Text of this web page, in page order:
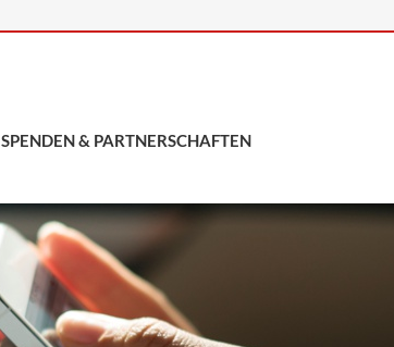
SPENDEN & PARTNERSCHAFTEN